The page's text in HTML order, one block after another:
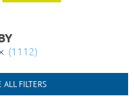
(1112)
ALL FILTERS